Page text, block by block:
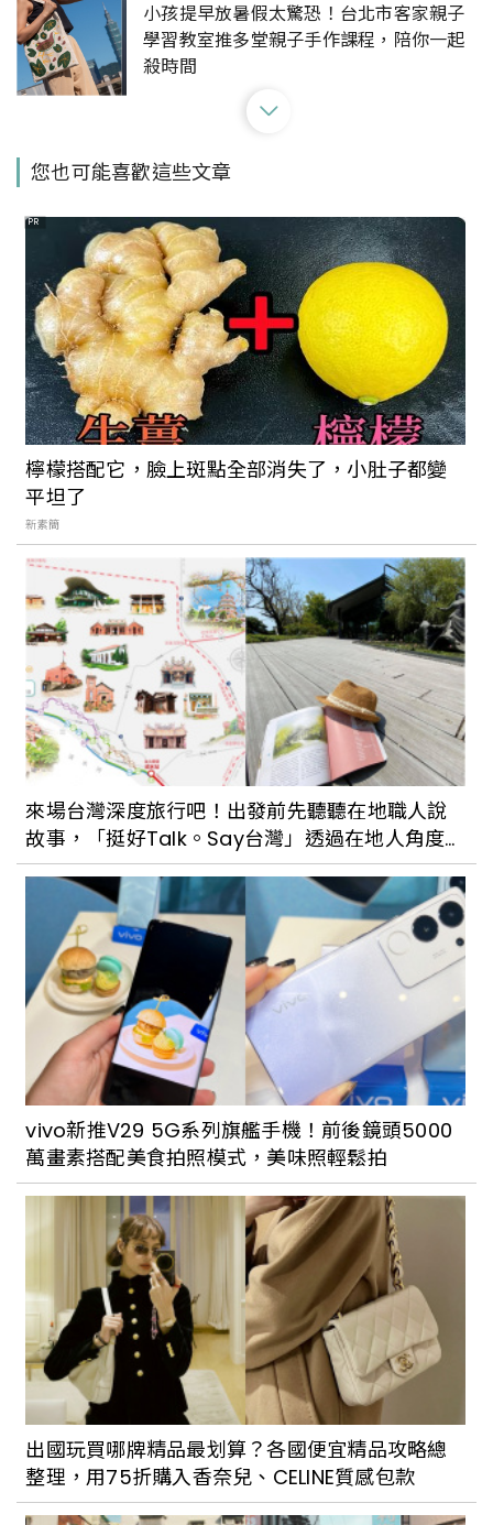
小孩提早放暑假太驚恐！台北市客家親子
學習教室推多堂親子手作課程，陪你一起
殺時間
店進駐：滿滿怪奇事務所，有無酒精特調
《瑪莉官：時尚革命者》北美館化身搖曳
年代服飾店！120 件服飾、雜誌與配件訴
說「迷你裙之母」瑪莉官的傳奇故事
體驗不一樣的文化生活！台北城南區公園
上演《微酵野餐市集》，6/19深入探索客
家特色
台北西區翻轉讓新流行與舊景色相互結
合，打造全新都市感，輕鬆散步就能走訪7
個西區特色景點美食，城市散步也很有
趣。
台電老屋化身潮電 POP-UP Store 快閃
店！雙好 2byWu&Chen 操刀設計，期間
限定推出人孔蓋銅鑼燒、電子音樂表演
踩在藝術上看見台北的美：水利處「台北
蓋水」釋出全新城市彩繪人孔蓋設計成
品，預計9月與市民Say Hi !
您也可能喜歡這些文章
PR
檸檬搭配它，臉上斑點全部消失了，小肚子都變
平坦了
新素簡
來場台灣深度旅行吧！出發前先聽聽在地職人說
故事，「挺好Talk。Say台灣」透過在地人角度探
索當地
vivo新推V29 5G系列旗艦手機！前後鏡頭5000
萬畫素搭配美食拍照模式，美味照輕鬆拍
出國玩買哪牌精品最划算？各國便宜精品攻略總
整理，用75折購入香奈兒、CELINE質感包款